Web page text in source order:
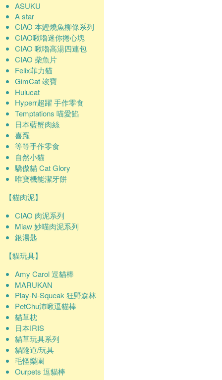
ASUKU
A star
CIAO 本鰹燒魚柳條系列
CIAO啾嚕迷你捲心塊
CIAO 啾嚕高湯四連包
CIAO 柴魚片
Felix菲力貓
GimCat 竣寶
Hulucat
Hyperr超躍 手作零食
Temptations 喵愛餡
日本藍蟹肉絲
喜躍
等等手作零食
自然小貓
驕傲貓 Cat Glory
唯寶機能潔牙餅
【貓肉泥】
CIAO 肉泥系列
Miaw 妙喵肉泥系列
銀湯匙
【貓玩具】
Amy Carol 逗貓棒
MARUKAN
Play-N-Squeak 狂野森林
PetChu沛啾逗貓棒
貓草枕
日本IRIS
貓草玩具系列
貓隧道/玩具
毛怪樂園
Ourpets 逗貓棒